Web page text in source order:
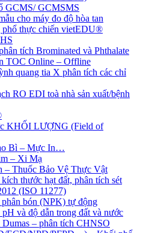
GCMS/ GCMSMS
cho máy đo độ hòa tan
phổ thực chiến vietEDU®
tích Brominated và Phthalate
TOC Online – Offline
quang tia X phân tích các chỉ
RO EDI​​ toà nhà sản xuất/bệnh
KHỐI LƯỢNG (Field of
Bì – Mực In…
– Xi Mạ
– Thuốc Bảo Vệ Thực Vật
thước hạt đất, phân tích sét
(ISO 11277)
bón (NPK) tự động
và độ dẫn trong đất và nước
– phân tích CHNSO